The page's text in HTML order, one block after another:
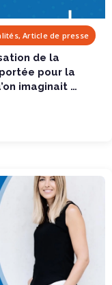
Article de presse
de la
pour la
imaginait …